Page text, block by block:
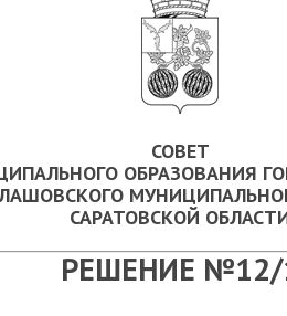
СОВЕТ
ОБРАЗОВАНИЯ
САРАТОВСКОЙ
РЕШЕНИЕ №12/